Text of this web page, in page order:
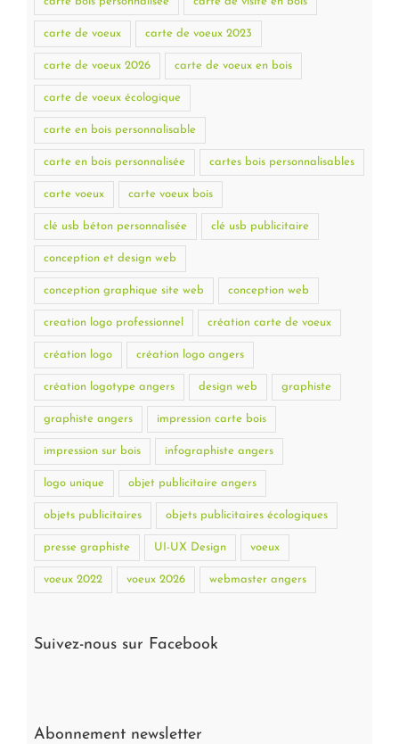
carte de voeux carte de voeux 2023
carte de voeux 2026 carte de voeux en bois
carte de voeux écologique
carte en bois personnalisable
carte en bois personnalisée cartes bois personnalisables
carte voeux carte voeux bois
clé usb béton personnalisée clé usb publicitaire
conception et design web
conception graphique site web conception web
creation logo professionnel création carte de voeux
création logo création logo angers
création logotype angers design web graphiste
graphiste angers impression carte bois
impression sur bois infographiste angers
logo unique objet publicitaire angers
objets publicitaires objets publicitaires écologiques
presse graphiste UI-UX Design voeux
voeux 2022 voeux 2026 webmaster angers
Suivez-nous sur Facebook
Abonnement newsletter